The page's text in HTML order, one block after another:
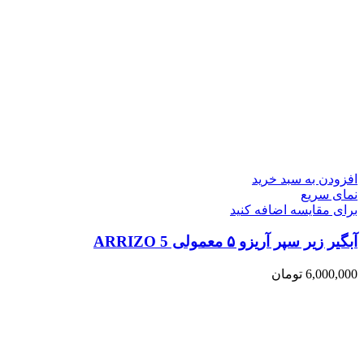
افزودن به سبد خرید
نمای سریع
برای مقایسه اضافه کنید
آبگیر زیر سپر آریزو ۵ معمولی ARRIZO 5
6,000,000 تومان